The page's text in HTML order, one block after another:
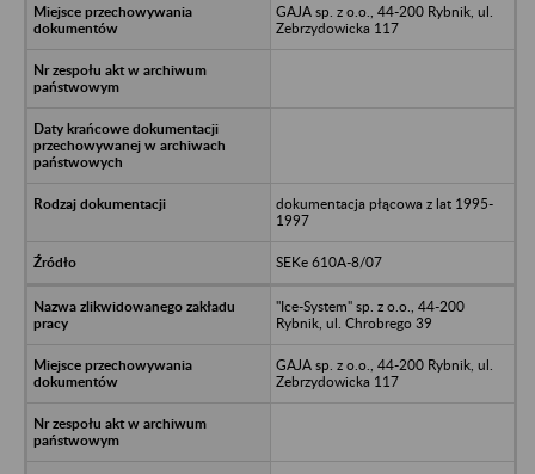
GAJA sp. z o.o., 44-200 Rybnik, ul.
Zebrzydowicka 117
dokumentacja płącowa z lat 1995-
1997
SEKe 610A-8/07
"Ice-System" sp. z o.o., 44-200
Rybnik, ul. Chrobrego 39
GAJA sp. z o.o., 44-200 Rybnik, ul.
Zebrzydowicka 117